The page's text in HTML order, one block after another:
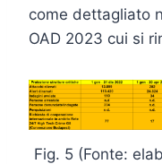
come dettagliato
OAD 2023 cui si
Fig. 5 (Fonte: